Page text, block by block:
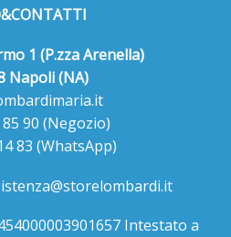
1 (P.zza Arenella)
Napoli (NA)
90 (Negozio)
83 (WhatsApp)
Intestato a